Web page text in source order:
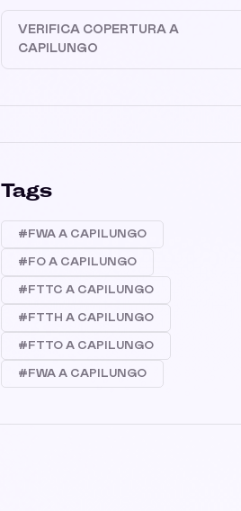
VERIFICA COPERTURA A
CAPILUNGO
Tags
#FWA A CAPILUNGO
#FO A CAPILUNGO
#FTTC A CAPILUNGO
#FTTH A CAPILUNGO
#FTTO A CAPILUNGO
#FWA A CAPILUNGO